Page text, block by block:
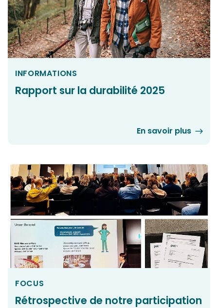
INFORMATIONS
Rapport sur la durabilité 2025
En savoir plus
FOCUS
Rétrospective de notre participation